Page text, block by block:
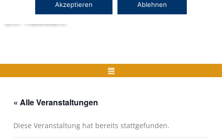
Herstellerneutrale ERP Beratung und
Menü
« Alle Veranstaltungen
Diese Veranstaltung hat bereits stattgefunden.
Akzeptieren Ablehnen